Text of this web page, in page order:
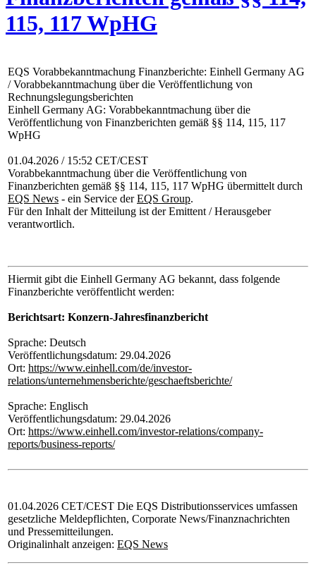
115, 117 WpHG
EQS Vorabbekanntmachung Finanzberichte: Einhell Germany AG
/ Vorabbekanntmachung über die Veröffentlichung von
Rechnungslegungsberichten
Einhell Germany AG: Vorabbekanntmachung über die
Veröffentlichung von Finanzberichten gemäß §§ 114, 115, 117
WpHG
01.04.2026 / 15:52 CET/CEST
Vorabbekanntmachung über die Veröffentlichung von
Finanzberichten gemäß §§ 114, 115, 117 WpHG übermittelt durch
EQS News - ein Service derEQS Group.
Für den Inhalt der Mitteilung ist der Emittent / Herausgeber
verantwortlich.
Hiermit gibt die Einhell Germany AG bekannt, dass folgende
Finanzberichte veröffentlicht werden:
Berichtsart: Konzern-Jahresfinanzbericht
Sprache: Deutsch
Veröffentlichungsdatum: 29.04.2026
Ort: https://www.einhell.com/de/investor-
relations/unternehmensberichte/geschaeftsberichte/
Sprache: Englisch
Veröffentlichungsdatum: 29.04.2026
Ort: https://www.einhell.com/investor-relations/company-
reports/business-reports/
01.04.2026 CET/CEST Die EQS Distributionsservices umfassen
gesetzliche Meldepflichten, Corporate News/Finanznachrichten
und Pressemitteilungen.
Originalinhalt anzeigen: EQS News